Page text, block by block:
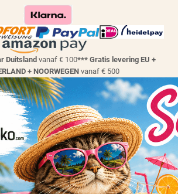
Duitsland vanaf € 100*** Gratis levering EU +
+ NOORWEGEN vanaf € 500